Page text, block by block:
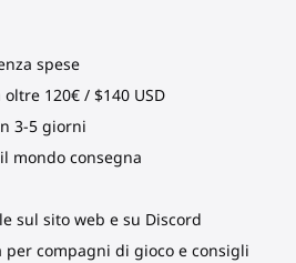
spese
120€ / $140 USD
3-5 giorni
mondo consegna
sul sito web e su Discord
per compagni di gioco e consigli